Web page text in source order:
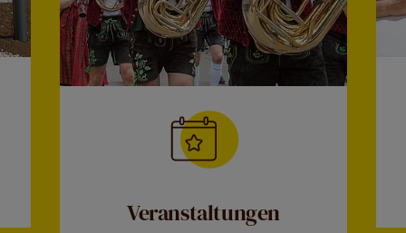
Veranstaltungen